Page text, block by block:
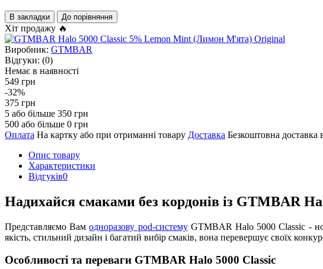
В закладки До порівняння
Хіт продажу 🔥
Виробник: GTMBAR
Відгуки: (0)
Немає в наявності
549 грн
-32%
375 грн
5 або більше 350 грн
500 або більше 0 грн
Оплата На картку або при отриманні товару Доставка Безкоштовна доставка
Опис товару
Характеристики
Відгуків0
Надихайся смаками без кордонів із GTMBAR
Представляємо Вамодноразову pod-системуGTMBAR Halo 5000 Classic -
якість, стильний дизайн і багатий вибір смаків, вона перевершує своїх
Особливості та переваги GTMBAR Halo 5000 Classic